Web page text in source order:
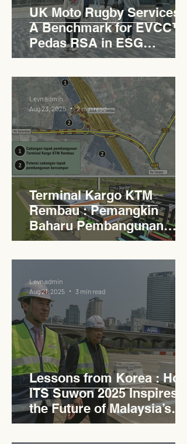
UK Moto Rugby Services :
A Benchmark for EVCC™
Pedas RSA in ESG
Roadside Development
Terminal Kargo KTM
Rembau : Pemangkin
Baharu Pembangunan
Lestari Daerah
Levn admin
Aug 23, 2025
2 min read
Lessons from Korea : How
ITS Suwon 2025 Inspires
the Future of Malaysia’s
Expressways
Levn admin
Aug 21, 2025
3 min read